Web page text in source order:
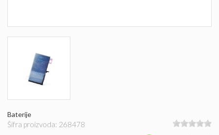
Baterije
Šifra proizvoda: 268478